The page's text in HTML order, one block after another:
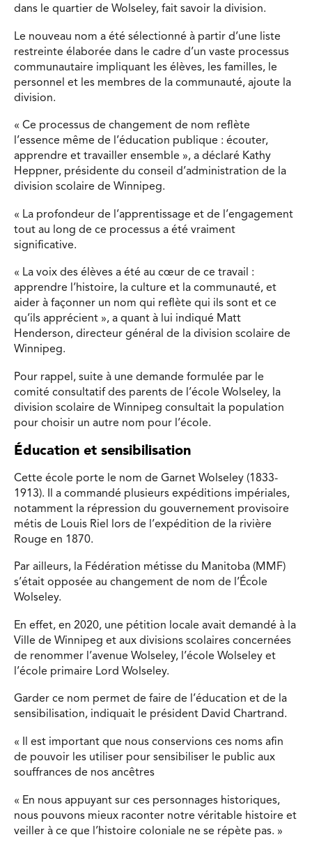
dans le quartier de Wolseley, fait savoir la division.
Le nouveau nom a été sélectionné à partir d’une liste
restreinte élaborée dans le cadre d’un vaste processus
communautaire impliquant les élèves, les familles, le
personnel et les membres de la communauté, ajoute la
division.
« Ce processus de changement de nom reflète
l’essence même de l’éducation publique : écouter,
apprendre et travailler ensemble », a déclaré Kathy
Heppner, présidente du conseil d’administration de la
division scolaire de Winnipeg.
« La profondeur de l’apprentissage et de l’engagement
tout au long de ce processus a été vraiment
significative.
« La voix des élèves a été au cœur de ce travail :
apprendre l’histoire, la culture et la communauté, et
aider à façonner un nom qui reflète qui ils sont et ce
qu’ils apprécient », a quant à lui indiqué Matt
Henderson, directeur général de la division scolaire de
Winnipeg.
Pour rappel, suite à une demande formulée par le
comité consultatif des parents de l’école Wolseley, la
division scolaire de Winnipeg consultait la population
pour choisir un autre nom pour l’école.
Éducation et sensibilisation
Cette école porte le nom de Garnet Wolseley (1833-
1913). Il a commandé plusieurs expéditions impériales,
notamment la répression du gouvernement provisoire
métis de Louis Riel lors de l’expédition de la rivière
Rouge en 1870.
Par ailleurs, la Fédération métisse du Manitoba (MMF)
s’était opposée au changement de nom de l’École
Wolseley.
En effet, en 2020, une pétition locale avait demandé à la
Ville de Winnipeg et aux divisions scolaires concernées
de renommer l’avenue Wolseley, l’école Wolseley et
l’école primaire Lord Wolseley.
Garder ce nom permet de faire de l’éducation et de la
sensibilisation, indiquait le président David Chartrand.
« Il est important que nous conservions ces noms afin
de pouvoir les utiliser pour sensibiliser le public aux
souffrances de nos ancêtres
« En nous appuyant sur ces personnages historiques,
nous pouvons mieux raconter notre véritable histoire et
veiller à ce que l’histoire coloniale ne se répète pas. »